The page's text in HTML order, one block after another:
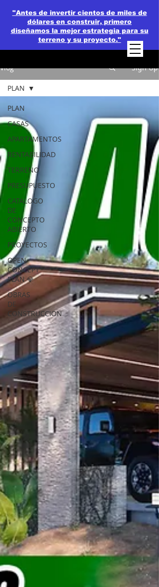
"Antes de invertir cientos de miles de
dólares en construir, primero
diseñamos la mejor estrategia para su
terreno y su proyecto."
Vlog Sign Up
PLAN
CASAS
APARTAMENTOS
RENTABILIDAD
TERRENO
PRESUPUESTO
CATALOGO
DE
CONCEPTO
ABIERTO
PROYECTOS
OPEN
CONCEPT
PLAN 💎
OBRAS
DE
CONSTRUCCION
PLAN